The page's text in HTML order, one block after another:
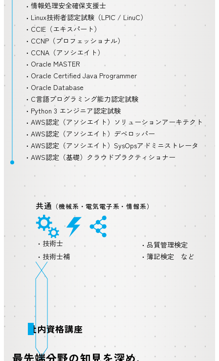
情報処理安全確保支援士
Linux技術者認定試験（LPIC / LinuC）
CCIE（エキスパート）
CCNP（プロフェッショナル）
CCNA（アソシエイト）
Oracle MASTER
Oracle Certified Java Programmer
Oracle Database
C言語プログラミング能力認定試験
Python 3 エンジニア認定試験
AWS認定（アソシエイト）ソリューションアーキテクト
AWS認定（アソシエイト）デベロッパー
AWS認定（アソシエイト）SysOpsアドミニストレータ
AWS認定（基礎）クラウドプラクティショナー
共通 （機械系・電気電子系・情報系）
技術士
品質管理検定
技術士補
簿記検定 など
社内資格講座
最先端分野の知見を深め、